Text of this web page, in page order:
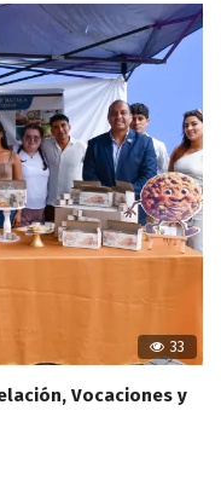
33
Vocaciones y